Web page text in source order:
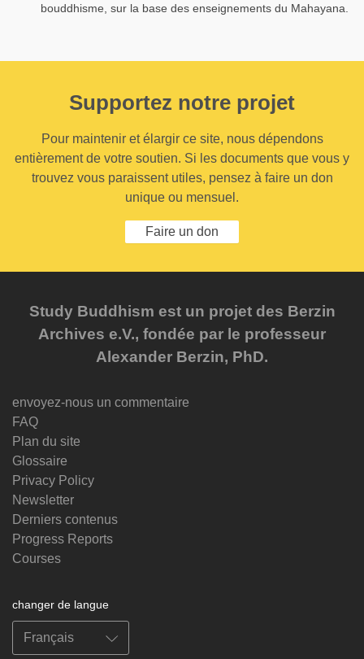
bouddhisme, sur la base des enseignements du Mahayana.
Supportez notre projet
Pour maintenir et élargir ce site, nous dépendons
entièrement de votre soutien. Si les documents que vous y
trouvez vous paraissent utiles, pensez à faire un don
unique ou mensuel.
Faire un don
Study Buddhism est un projet des Berzin
Archives e.V., fondée par le professeur
Alexander Berzin, PhD.
envoyez-nous un commentaire
FAQ
Plan du site
Glossaire
Privacy Policy
Newsletter
Derniers contenus
Progress Reports
Courses
changer de langue